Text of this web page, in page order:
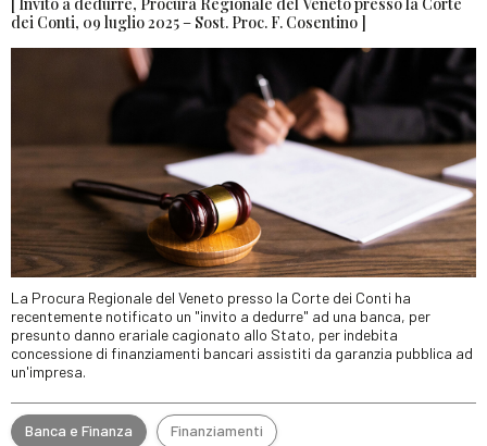
dei Conti, 09 luglio 2025 – Sost. Proc. F. Cosentino ]
La Procura Regionale del Veneto presso la Corte dei Conti ha
recentemente notificato un "invito a dedurre" ad una banca, per
presunto danno erariale cagionato allo Stato, per indebita
concessione di finanziamenti bancari assistiti da garanzia pubblica ad
un'impresa.
Banca e Finanza Finanziamenti